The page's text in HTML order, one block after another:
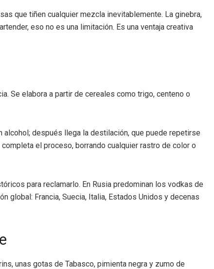
que tiñen cualquier mezcla inevitablemente. La ginebra,
eso no es una limitación. Es una ventaja creativa
Se elabora a partir de cereales como trigo, centeno o
después llega la destilación, que puede repetirse
completa el proceso, borrando cualquier rastro de color o
para reclamarlo. En Rusia predominan los vodkas de
global: Francia, Suecia, Italia, Estados Unidos y decenas
unas gotas de Tabasco, pimienta negra y zumo de